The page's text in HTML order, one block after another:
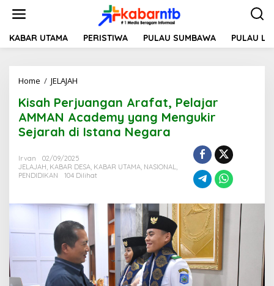
t
KABAR UTAMA PERISTIWA PULAU SUMBAWA PULAU
Home / JELAJAH
s
a
h
P
r
j
u
n
g
a
n
A
r
a
f
Kisah Perjuangan Arafat, Pelajar
AMMAN Academy yang Mengukir
Sejarah di Istana Negara
Irvan
02/09/2025
JELAJAH, KABAR DESA, KABAR UTAMA, NASIONAL,
PENDIDIKAN
104 Dilihat